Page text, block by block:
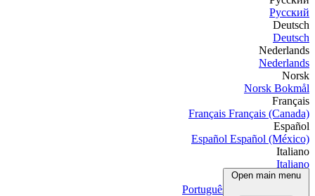
Русский
Deutsch
Deutsch
Nederlands
Nederlands
Norsk
Norsk Bokmål
Français
Français Français (Canada)
Español
Español Español (México)
Italiano
Italiano
Português
Português
Open main menu